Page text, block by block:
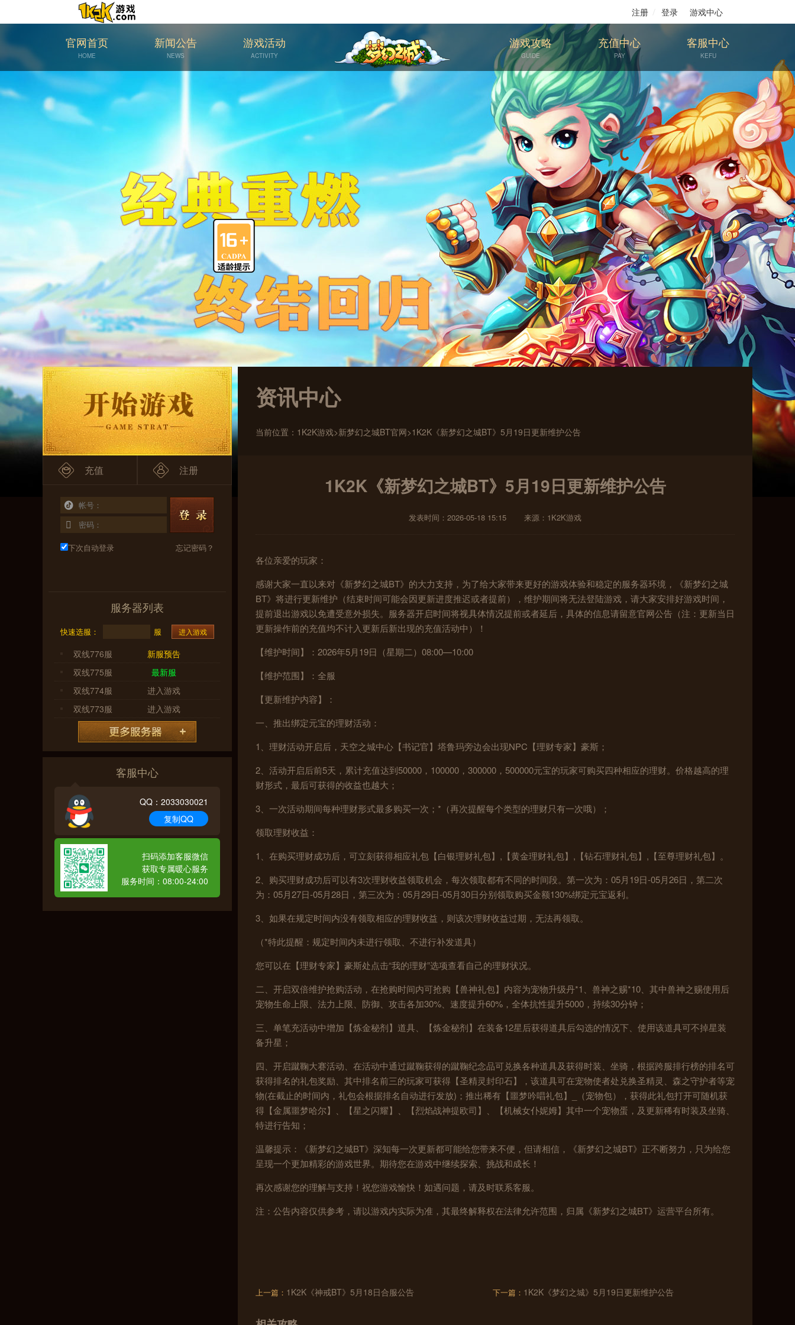
注册 登录 游戏中心
官网首页
HOME
新闻公告
NEWS
游戏活动
ACTIVITY
游戏攻略
GUIDE
充值中心
PAY
客服中心
KEFU
下次自动登录 忘记密码？
充值 注册
服务器列表
快速选服： 服 进入游戏
双线776服
新服预告
双线775服
最新服
双线774服
进入游戏
双线773服
进入游戏
客服中心
QQ：2033030021
复制QQ
扫码添加客服微信
获取专属暖心服务
服务时间：08:00-24:00
资讯中心
当前位置： 1K2K游戏>新梦幻之城BT官网>1K2K《新梦幻之城BT》5月19日更新维护公告
1K2K《新梦幻之城BT》5月19日更新维护公告
发表时间：2026-05-18 15:15 来源：1K2K游戏
各位亲爱的玩家：
感谢大家一直以来对《新梦幻之城BT》的大力支持，为了给大家带来更好的游戏体验和稳定的服务器环境，《新梦幻之城
BT》将进行更新维护（结束时间可能会因更新进度推迟或者提前），维护期间将无法登陆游戏，请大家安排好游戏时间，
提前退出游戏以免遭受意外损失。服务器开启时间将视具体情况提前或者延后，具体的信息请留意官网公告（注：更新当日
更新操作前的充值均不计入更新后新出现的充值活动中）！
【维护时间】：2026年5月19日（星期二）08:00—10:00
【维护范围】：全服
【更新维护内容】：
一、推出绑定元宝的理财活动：
1、理财活动开启后，天空之城中心【书记官】塔鲁玛旁边会出现NPC【理财专家】豪斯；
2、活动开启后前5天，累计充值达到50000，100000，300000，500000元宝的玩家可购买四种相应的理财。价格越高的理
财形式，最后可获得的收益也越大；
3、一次活动期间每种理财形式最多购买一次；*（再次提醒每个类型的理财只有一次哦）；
领取理财收益：
1、在购买理财成功后，可立刻获得相应礼包【白银理财礼包】,【黄金理财礼包】,【钻石理财礼包】,【至尊理财礼包】。
2、购买理财成功后可以有3次理财收益领取机会，每次领取都有不同的时间段。第一次为：05月19日-05月26日，第二次
为：05月27日-05月28日，第三次为：05月29日-05月30日分别领取购买金额130%绑定元宝返利。
3、如果在规定时间内没有领取相应的理财收益，则该次理财收益过期，无法再领取。
（*特此提醒：规定时间内未进行领取、不进行补发道具）
您可以在【理财专家】豪斯处点击“我的理财”选项查看自己的理财状况。
二、开启双倍维护抢购活动，在抢购时间内可抢购【兽神礼包】内容为宠物升级丹*1、兽神之赐*10、其中兽神之赐使用后
宠物生命上限、法力上限、防御、攻击各加30%、速度提升60%，全体抗性提升5000，持续30分钟；
三、单笔充活动中增加【炼金秘剂】道具、【炼金秘剂】在装备12星后获得道具后勾选的情况下、使用该道具可不掉星装
备升星；
四、开启蹴鞠大赛活动、在活动中通过蹴鞠获得的蹴鞠纪念品可兑换各种道具及获得时装、坐骑，根据跨服排行榜的排名可
获得排名的礼包奖励、其中排名前三的玩家可获得【圣精灵封印石】，该道具可在宠物使者处兑换圣精灵、森之守护者等宠
物(在截止的时间内，礼包会根据排名自动进行发放)；推出稀有【噩梦吟唱礼包】_（宠物包），获得此礼包打开可随机获
得【金属噩梦哈尔】、【星之闪耀】、【烈焰战神提欧司】、【机械女仆妮姆】其中一个宠物蛋，及更新稀有时装及坐骑、
特进行告知；
温馨提示：《新梦幻之城BT》深知每一次更新都可能给您带来不便，但请相信，《新梦幻之城BT》正不断努力，只为给您
呈现一个更加精彩的游戏世界。期待您在游戏中继续探索、挑战和成长！
再次感谢您的理解与支持！祝您游戏愉快！如遇问题，请及时联系客服。
注：公告内容仅供参考，请以游戏内实际为准，其最终解释权在法律允许范围，归属《新梦幻之城BT》运营平台所有。
上一篇： 1K2K《神戒BT》5月18日合服公告 下一篇： 1K2K《梦幻之城》5月19日更新维护公告